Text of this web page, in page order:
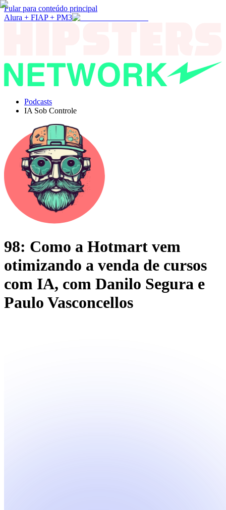
Pular para conteúdo principal
Alura + FIAP + PM3
Podcasts
IA Sob Controle
98: Como a Hotmart vem
otimizando a venda de cursos
com IA, com Danilo Segura e
Paulo Vasconcellos